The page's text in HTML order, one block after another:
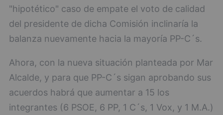
"hipotético" caso de empate el voto de calidad
del presidente de dicha Comisión inclinaría la
balanza nuevamente hacia la mayoría PP-C´s.
Ahora, con la nueva situación planteada por Mar
Alcalde, y para que PP-C´s sigan aprobando sus
acuerdos habrá que aumentar a 15 los
integrantes (6 PSOE, 6 PP, 1 C´s, 1 Vox, y 1 M.A.)